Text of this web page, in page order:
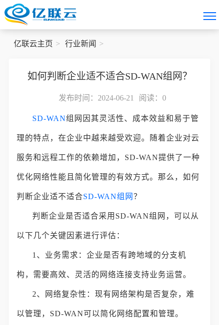
亿联云主页 行业新闻
如何判断企业适不适合SD-WAN组网？
发布时间：2024-06-21 阅读： 0
SD-WAN组网因其灵活性、成本效益和易于管
理的特点，在企业中越来越受欢迎。随着企业对云
服务和远程工作的依赖增加，SD-WAN提供了一种
优化网络性能且简化管理的有效方式。那么，如何
判断企业适不适合SD-WAN组网？
判断企业是否适合采用SD-WAN组网，可以从
以下几个关键因素进行评估：
1、业务需求：企业是否有跨地域的分支机
构，需要高效、灵活的网络连接支持业务运营。
2、网络复杂性：现有网络架构是否复杂，难
以管理，SD-WAN可以简化网络配置和管理。